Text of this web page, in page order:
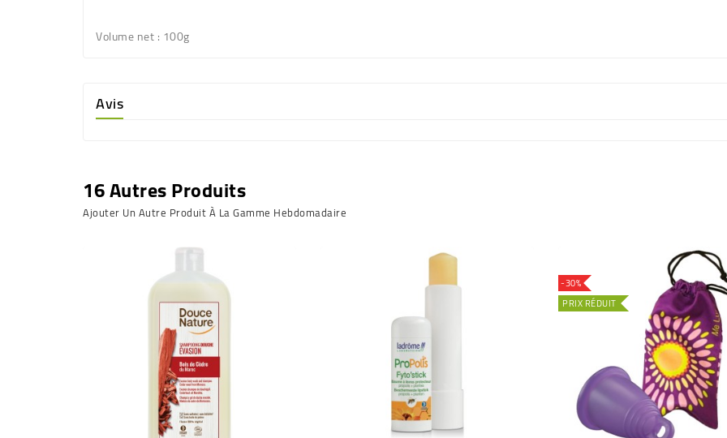
Volume net: 100g
Avis
16 Autres Produits
Ajouter Un Autre Produit À La Gamme Hebdomadaire
-30%
PRIX RÉDUIT